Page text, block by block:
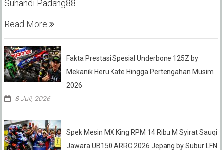
Suhandi Padang88
Read More
Fakta Prestasi Spesial Underbone 125Z by
Mekanik Heru Kate Hingga Pertengahan Musim
2026
8 Juli, 2026
Spek Mesin MX King RPM 14 Ribu M Syirat Sauqi
Jawara UB150 ARRC 2026 Jepang by Subur LFN